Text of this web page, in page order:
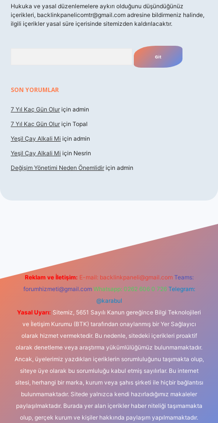
Hukuka ve yasal düzenlemelere aykırı olduğunu düşündüğünüz
içerikleri, backlinkpanelicomtr@gmail.com adresine bildirmeniz halinde,
ilgili içerikler yasal süre içerisinde sitemizden kaldırılacaktır.
SON YORUMLAR
7 Yıl Kaç Gün Olur için admin
7 Yıl Kaç Gün Olur için Topal
Yeşil Çay Alkali Mi için admin
Yeşil Çay Alkali Mi için Nesrin
Değişim Yönetimi Neden Önemlidir için admin
Reklam ve İletişim: E-mail: backlinkpaneli@gmail.com Teams:
forumhizmeti@gmail.com Whatsapp: 0262 606 0 726 Telegram:
@karabul
Yasal Uyarı: Sitemiz, 5651 Sayılı Kanun gereğince Bilgi Teknolojileri
ve İletişim Kurumu (BTK) tarafından onaylanmış bir Yer Sağlayıcı
olarak hizmet vermektedir. Bu nedenle, sitedeki içerikleri proaktif
olarak denetleme veya araştırma yükümlülüğümüz bulunmamaktadır.
Ancak, üyelerimiz yazdıkları içeriklerin sorumluluğunu taşımakta olup,
siteye üye olarak bu sorumluluğu kabul etmiş sayılırlar. Bu internet
sitesi, herhangi bir marka, kurum veya şahıs şirketi ile hiçbir bağlantısı
bulunmamaktadır. Sitede yalnızca kendi hazırladığımız makaleler
paylaşılmaktadır. Burada yer alan içerikler haber niteliği taşımamakta
olup, gerçek kurum ve kişiler hakkında paylaşım yapılmamaktadır.